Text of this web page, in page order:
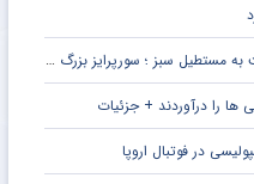
؛ سورپرایز بزرگ در راه است ؟ + جزئیات
ها را درآوردند + جزئیات
در فوتبال اروپا